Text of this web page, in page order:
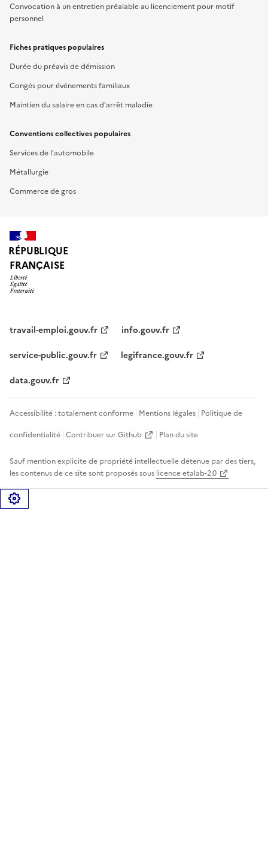
Convocation à un entretien préalable au licenciement pour motif
personnel
Fiches pratiques populaires
Durée du préavis de démission
Congés pour événements familiaux
Maintien du salaire en cas d'arrêt maladie
Conventions collectives populaires
Services de l'automobile
Métallurgie
Commerce de gros
RÉPUBLIQUE
FRANÇAISE
travail-emploi.gouv.fr
info.gouv.fr
service-public.gouv.fr
legifrance.gouv.fr
data.gouv.fr
Accessibilité : totalement conforme Mentions légales Politique de
confidentialité Contribuer sur Github Plan du site
Sauf mention explicite de propriété intellectuelle détenue par des tiers,
les contenus de ce site sont proposés sous licence etalab-2.0
Gérer les cookies